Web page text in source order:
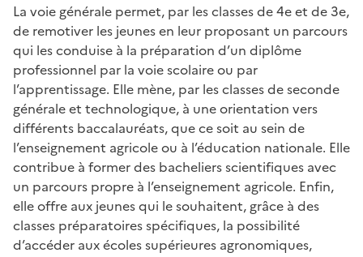
La voie générale permet, par les classes de 4e et de 3e,
de remotiver les jeunes en leur proposant un parcours
qui les conduise à la préparation d’un diplôme
professionnel par la voie scolaire ou par
l’apprentissage. Elle mène, par les classes de seconde
générale et technologique, à une orientation vers
différents baccalauréats, que ce soit au sein de
l’enseignement agricole ou à l’éducation nationale. Elle
contribue à former des bacheliers scientifiques avec
un parcours propre à l’enseignement agricole. Enfin,
elle offre aux jeunes qui le souhaitent, grâce à des
classes préparatoires spécifiques, la possibilité
d’accéder aux écoles supérieures agronomiques,